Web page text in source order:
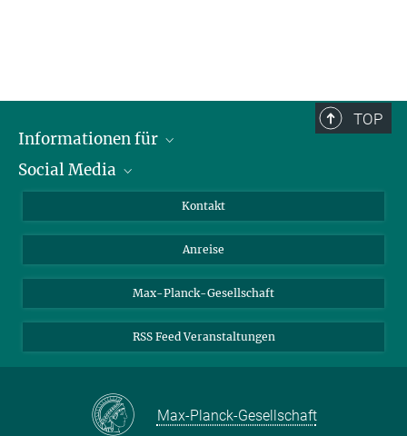
TOP
Informationen für
Wissenschaftlerinnen und Wissenschaftler
Bewerberinnen und Bewerber
Medienvertreter
Schülerinnen und Schüler
Social Media
YouTube
Mastodon
Kontakt
Anreise
Max-Planck-Gesellschaft
RSS Feed Veranstaltungen
Max-Planck-Gesellschaft